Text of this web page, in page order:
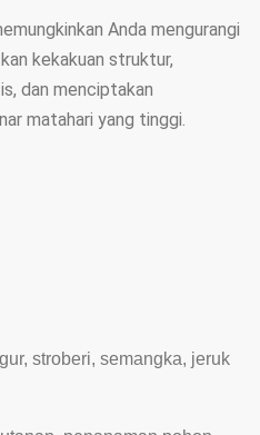
Anda mengurangi
kekakuan struktur,
dan menciptakan
matahari yang tinggi.
stroberi, semangka, jeruk